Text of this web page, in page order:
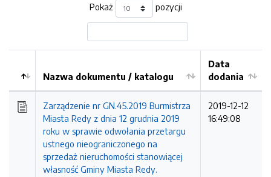
Pokaż pozycji
Kolejność
Nazwa dokumentu / katalogu
Data
dodania
Zarządzenie nr GN.45.2019 Burmistrza
Miasta Redy z dnia 12 grudnia 2019
roku w sprawie odwołania przetargu
ustnego nieograniczonego na
sprzedaż nieruchomości stanowiącej
własność Gminy Miasta Redy.
2019-12-12
16:49:08